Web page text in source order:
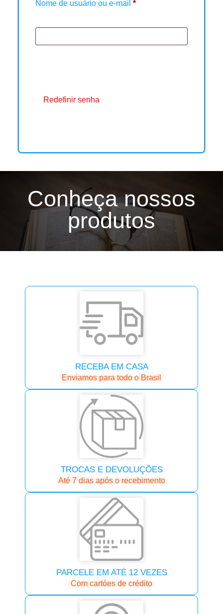
Nome de usuário ou e-mail *
Redefinir senha
Conheça nossos
produtos
ALIMENTE SUA ALMA
LEIA UM LIVRO
Visite nossa loja
RECEBA EM CASA
Enviamos para todo o Brasil
TROCAS E DEVOLUÇÕES
Até 7 dias após o recebimento
PARCELE EM ATÉ 12 VEZES
Com cartóes de crédito